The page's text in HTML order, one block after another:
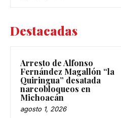
Destacadas
Arresto de Alfonso
Fernández Magallón “la
Quiringua” desatada
narcobloqueos en
Michoacán
agosto 1, 2026